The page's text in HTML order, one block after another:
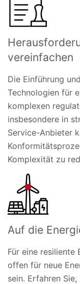
vereinfachen
Die Einführung
Technologien für
komplexen
insbesondere in
Service-Anbieter
Komplexität zu
Auf die
Für eine resiliente
offen für neue
sein. Erfahren